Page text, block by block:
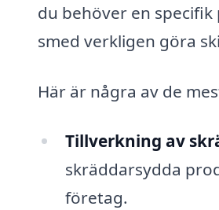
du behöver en
smed verkligen göra
Här är några av de
Tillverkning av
skräddarsydda
företag.